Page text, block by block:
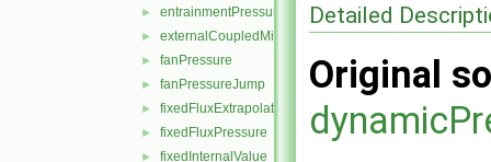
► entrainmentPressure
► externalCoupledMixed
► fanPressure
► fanPressureJump
► fixedFluxExtrapolatedPressure
► fixedFluxPressure
► fixedInternalValue
Detailed
Original